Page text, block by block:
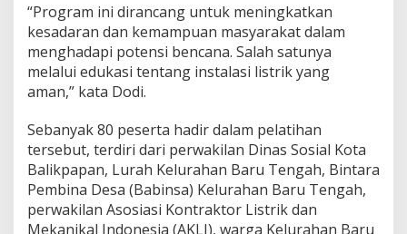
“Program ini dirancang untuk meningkatkan
kesadaran dan kemampuan masyarakat dalam
menghadapi potensi bencana. Salah satunya
melalui edukasi tentang instalasi listrik yang
aman,” kata Dodi.
Sebanyak 80 peserta hadir dalam pelatihan
tersebut, terdiri dari perwakilan Dinas Sosial Kota
Balikpapan, Lurah Kelurahan Baru Tengah, Bintara
Pembina Desa (Babinsa) Kelurahan Baru Tengah,
perwakilan Asosiasi Kontraktor Listrik dan
Mekanikal Indonesia (AKLI), warga Kelurahan Baru